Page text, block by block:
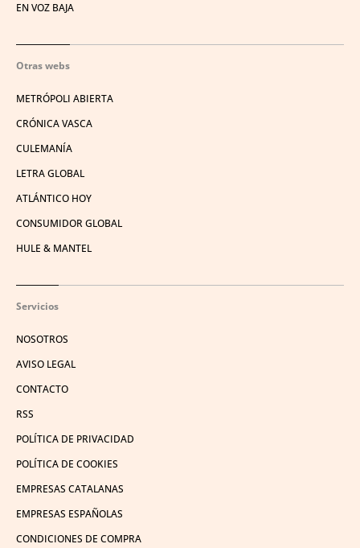
EN VOZ BAJA
Otras webs
METRÓPOLI ABIERTA
CRÓNICA VASCA
CULEMANÍA
LETRA GLOBAL
ATLÁNTICO HOY
CONSUMIDOR GLOBAL
HULE & MANTEL
Servicios
NOSOTROS
AVISO LEGAL
CONTACTO
RSS
POLÍTICA DE PRIVACIDAD
POLÍTICA DE COOKIES
EMPRESAS CATALANAS
EMPRESAS ESPAÑOLAS
CONDICIONES DE COMPRA